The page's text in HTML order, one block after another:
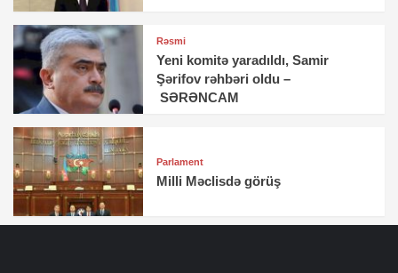
Rəsmi
Yeni komitə yaradıldı, Samir
Şərifov rəhbəri oldu –
SƏRƏNCAM
Parlament
Milli Məclisdə görüş